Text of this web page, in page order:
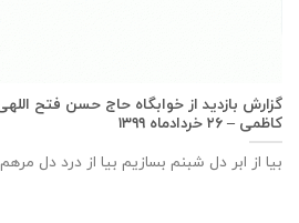
گزارش بازديد از خوابگاه حاج حسن فتح
كاظمی – ۲۶ خرداد‌ماه ۱۳۹۹
بیا از ابر دل شبنم بسازیم بیا از درد دل